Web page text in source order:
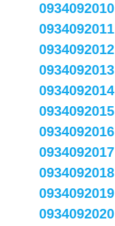
0934092010
0934092011
0934092012
0934092013
0934092014
0934092015
0934092016
0934092017
0934092018
0934092019
0934092020